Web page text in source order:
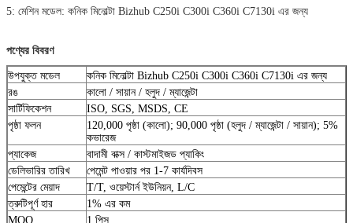
5: মেশিন মডেল: কনিক মিনোল্টা Bizhub C250i C300i C360i C7130i এর জন্য
পণ্যের বিবরণ
উপযুক্ত মডেল
কনিক মিনোল্টা Bizhub C250i C300i C360i C7130i এর জন্য
রঙ
কালো / সায়ান / হলুদ / ম্যাজেন্টা
সার্টিফিকেশন
ISO, SGS, MSDS, CE
পৃষ্ঠা ফলন
120,000 পৃষ্ঠা (কালো); 90,000 পৃষ্ঠা (হলুদ / ম্যাজেন্টা / সায়ান); 5%
কভারেজ
প্যাকেজ
বাদামী বাক্স / কাস্টমাইজড প্যাকিং
ডেলিভারির তারিখ
পেমেন্ট পাওয়ার পর 1-7 কার্যদিবস
পেমেন্টের মেয়াদ
T/T, ওয়েস্টার্ন ইউনিয়ন, L/C
ত্রুটিপূর্ণ হার
1% এর কম
MOQ
1 পিস